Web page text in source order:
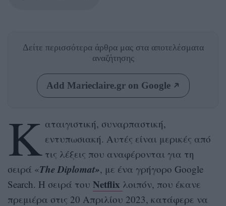
Δείτε περισσότερα άρθρα μας στα αποτελέσματα
αναζήτησης
Add Marieclaire.gr on Google
Κ αταιγιστική, συναρπαστική,
εντυπωσιακή. Αυτές είναι μερικές από
τις λέξεις που αναφέρονται για τη
σειρά «The Diplomat», με ένα γρήγορο Google
Search. Η σειρά του Netflix λοιπόν, που έκανε
πρεμιέρα στις 20 Απριλίου 2023, κατάφερε να